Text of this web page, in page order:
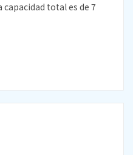
total es de 7